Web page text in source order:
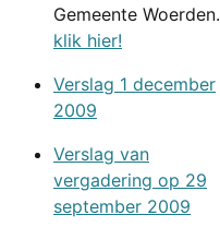
Gemeente Woerden.
klik hier!
Verslag 1 december
2009
Verslag van
vergadering op 29
september 2009